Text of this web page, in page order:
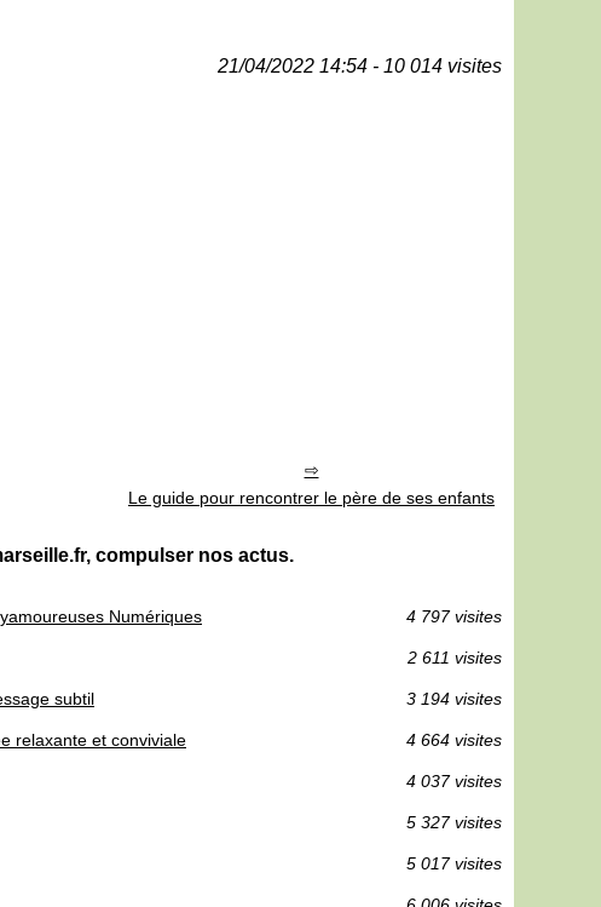
21/04/2022 14:54 - 10 014 visites
Le guide pour rencontrer le père de ses enfants
compulser nos actus.
Numériques 4 797 visites
2 611 visites
subtil 3 194 visites
relaxante et conviviale 4 664 visites
4 037 visites
5 327 visites
5 017 visites